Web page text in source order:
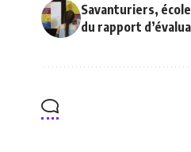
Savanturiers,
du rapport